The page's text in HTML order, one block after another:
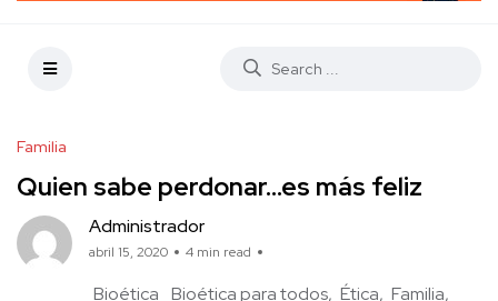
Familia
Quien sabe perdonar…es más feliz
Administrador
abril 15, 2020 4 min read
Bioética Bioética para todos Ética Familia